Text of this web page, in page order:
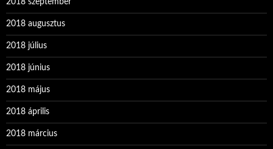
2018 augusztus
2018 július
2018 június
2018 május
2018 április
2018 március